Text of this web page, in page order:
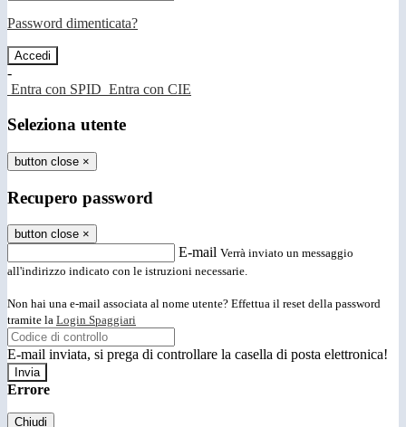
Password dimenticata?
-
Entra con SPID Entra con CIE
Seleziona utente
button close ×
Recupero password
button close ×
E-mail Verrà inviato un messaggio
all'indirizzo indicato con le istruzioni necessarie.
Non hai una e-mail associata al nome utente? Effettua il reset della password
tramite la Login Spaggiari
E-mail inviata, si prega di controllare la casella di posta elettronica!
Errore
Chiudi